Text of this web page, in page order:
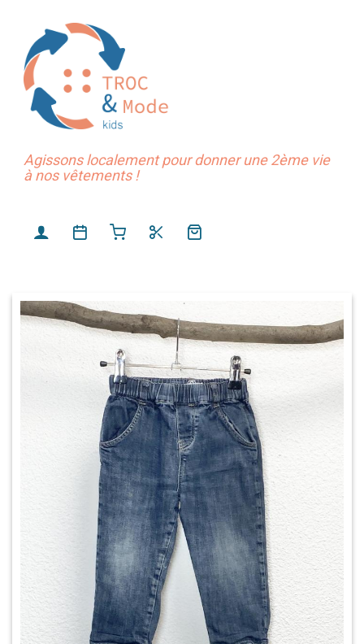
Agissons localement pour donner une 2ème vie
à nos vêtements !